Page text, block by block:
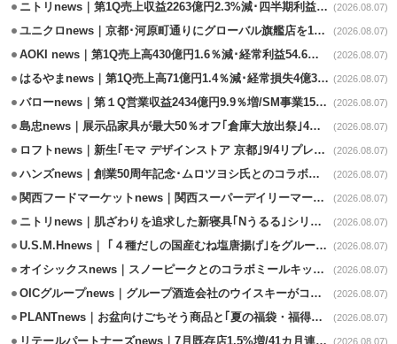
ニトリnews｜第1Q売上収益2263億円2.3%減･四半期利益1.4％減 (2026.08.07)
ユニクロnews｜京都･河原町通りにグローバル旗艦店を11/6開設 (2026.08.07)
AOKI news｜第1Q売上高430億円1.6％減･経常利益54.6％減 (2026.08.07)
はるやまnews｜第1Q売上高71億円1.4％減･経常損失4億3800万円 (2026.08.07)
バローnews｜第１Q営業収益2434億円9.9％増/SM事業15.5％増と絶好調 (2026.08.07)
島忠news｜展示品家具が最大50％オフ｢倉庫大放出祭｣4店舗限定で開催 (2026.08.07)
ロフトnews｜新生｢モマ デザインストア 京都｣9/4リプレイスオープン (2026.08.07)
ハンズnews｜創業50周年記念･ムロツヨシ氏とのコラボ企画｢ムロハンズ｣開催 (2026.08.07)
関西フードマーケットnews｜関西スーパーデイリーマート蒲生店8/7改装 (2026.08.07)
ニトリnews｜肌ざわりを追求した新寝具｢Nうるる｣シリーズを発売 (2026.08.07)
U.S.M.Hnews｜ ｢４種だしの国産むね塩唐揚げ｣をグループ610店で共同販促 (2026.08.07)
オイシックスnews｜スノーピークとのコラボミールキット8/13発売 (2026.08.07)
OICグループnews｜グループ酒造会社のウイスキーがコンペティション受賞 (2026.08.07)
PLANTnews｜お盆向けごちそう商品と｢夏の福袋・福得カート｣8/8から開催 (2026.08.07)
(2026.08.07)